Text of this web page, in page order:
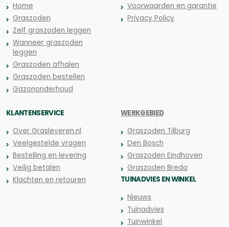
Home
Graszoden
Zelf graszoden leggen
Wanneer graszoden
leggen
Graszoden afhalen
Graszoden bestellen
Gazononderhoud
Voorwaarden en garantie
Privacy Policy
KLANTENSERVICE
Over Grasleveren.nl
Veelgestelde vragen
Bestelling en levering
Veilig betalen
Klachten en retouren
WERKGEBIED
Graszoden Tilburg
Den Bosch
Graszoden Eindhoven
Graszoden Breda
TUINADVIES EN WINKEL
Nieuws
Tuinadvies
Tuinwinkel